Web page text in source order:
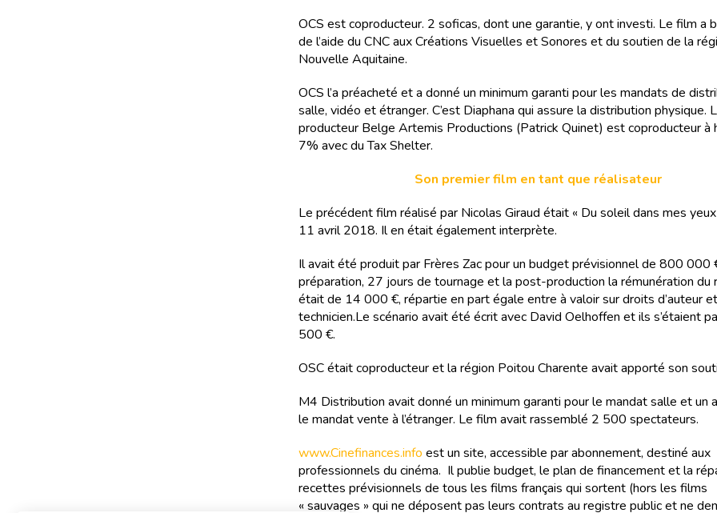
OCS est coproducteur. 2 soficas, dont une garantie, y ont investi. Le film a
de l’aide du CNC aux Créations Visuelles et Sonores et du soutien de la
Nouvelle Aquitaine.
OCS l’a préacheté et a donné un minimum garanti pour les mandats de
salle, vidéo et étranger. C’est Diaphana qui assure la distribution physique.
producteur Belge Artemis Productions (Patrick Quinet) est coproducteur à
7% avec du Tax Shelter.
Son premier film en tant que réalisateur
Le précédent film réalisé par Nicolas Giraud était « Du soleil dans mes
11 avril 2018. Il en était également interprète.
Il avait été produit par Frères Zac pour un budget prévisionnel de 800 000
préparation, 27 jours de tournage et la post-production la rémunération du
était de 14 000 €, répartie en part égale entre à valoir sur droits d’auteur
technicien.Le scénario avait été écrit avec David Oelhoffen et ils s’étaient
500 €.
OSC était coproducteur et la région Poitou Charente avait apporté son
M4 Distribution avait donné un minimum garanti pour le mandat salle et un
le mandat vente à l’étranger. Le film avait rassemblé 2 500 spectateurs.
www.Cinefinances.info est un site, accessible par abonnement, destiné aux
professionnels du cinéma. Il publie budget, le plan de financement et la
recettes prévisionnels de tous les films français qui sortent (hors les films
« sauvages » qui ne déposent pas leurs contrats au registre public et ne